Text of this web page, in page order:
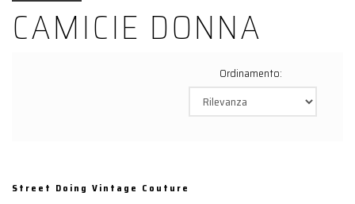
CAMICIE DONNA
Ordinamento:
Street Doing Vintage Couture